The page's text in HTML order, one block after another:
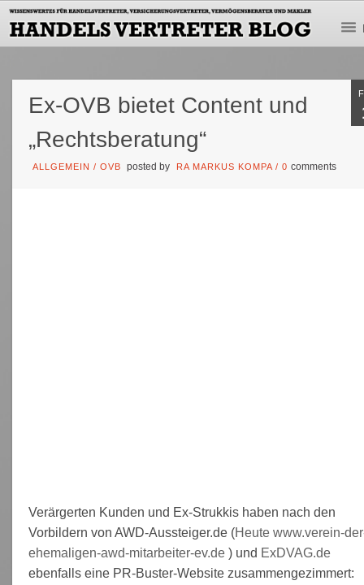
Ex-OVB bietet Content und
„Rechtsberatung“
ALLGEMEIN /OVB posted by RA MARKUS KOMPA /0comments
Verärgerten Kunden und Ex-Strukkis haben nach den
Vorbildern von AWD-Aussteiger.de (Heute www.verein-
ehemaligen-awd-mitarbeiter-ev.de ) und ExDVAG.de
ebenfalls eine PR-Buster-Website zusammengezimmert: